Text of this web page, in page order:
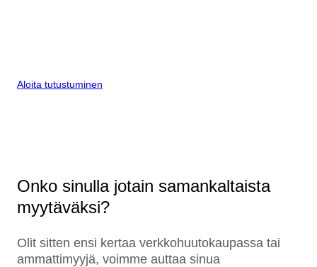
Aloita tutustuminen
Onko sinulla jotain samankaltaista
myytäväksi?
Olit sitten ensi kertaa verkkohuutokaupassa tai
ammattimyyjä, voimme auttaa sinua